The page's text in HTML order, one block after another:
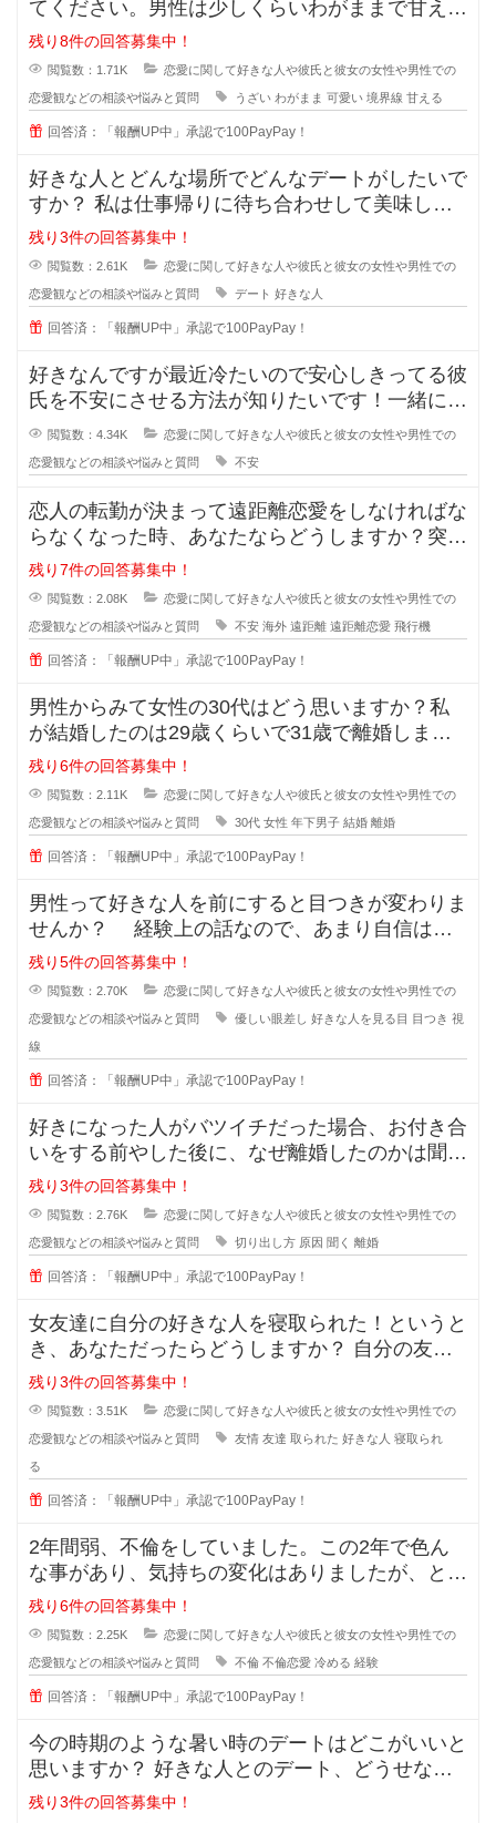
てください。男性は少しくらいわがままで甘えて
くれる女性が好きと言いますが、あ
残り8件の回答募集中！
閲覧数：1.71K 恋愛に関して好きな人や彼氏と彼女の女性や男性での
恋愛観などの相談や悩みと質問 うざい わがまま 可愛い 境界線 甘える
回答済：「報酬UP中」承認で100PayPay！
好きな人とどんな場所でどんなデートがしたいで
すか？ 私は仕事帰りに待ち合わせして美味しい
ものを一緒に食べながら時間を過ご
残り3件の回答募集中！
閲覧数：2.61K 恋愛に関して好きな人や彼氏と彼女の女性や男性での
恋愛観などの相談や悩みと質問 デート 好きな人
回答済：「報酬UP中」承認で100PayPay！
好きなんですが最近冷たいので安心しきってる彼
氏を不安にさせる方法が知りたいです！一緒にい
るのが当たり前になってしまってる
閲覧数：4.34K 恋愛に関して好きな人や彼氏と彼女の女性や男性での
恋愛観などの相談や悩みと質問 不安
恋人の転勤が決まって遠距離恋愛をしなければな
らなくなった時、あなたならどうしますか？突然
恋人の転勤が決まって遠距離に..
残り7件の回答募集中！
閲覧数：2.08K 恋愛に関して好きな人や彼氏と彼女の女性や男性での
恋愛観などの相談や悩みと質問 不安 海外 遠距離 遠距離恋愛 飛行機
回答済：「報酬UP中」承認で100PayPay！
男性からみて女性の30代はどう思いますか？私
が結婚したのは29歳くらいで31歳で離婚しまし
たが、30歳の誕生日の時に元旦
残り6件の回答募集中！
閲覧数：2.11K 恋愛に関して好きな人や彼氏と彼女の女性や男性での
恋愛観などの相談や悩みと質問 30代 女性 年下男子 結婚 離婚
回答済：「報酬UP中」承認で100PayPay！
男性って好きな人を前にすると目つきが変わりま
せんか？ 経験上の話なので、あまり自信はな
いのですが... なんというか、
残り5件の回答募集中！
閲覧数：2.70K 恋愛に関して好きな人や彼氏と彼女の女性や男性での
恋愛観などの相談や悩みと質問 優しい眼差し 好きな人を見る目 目つき 視
線
回答済：「報酬UP中」承認で100PayPay！
好きになった人がバツイチだった場合、お付き合
いをする前やした後に、なぜ離婚したのかは聞き
ますか？ 離婚した原因を聞
残り3件の回答募集中！
閲覧数：2.76K 恋愛に関して好きな人や彼氏と彼女の女性や男性での
恋愛観などの相談や悩みと質問 切り出し方 原因 聞く 離婚
回答済：「報酬UP中」承認で100PayPay！
女友達に自分の好きな人を寝取られた！というと
き、あなただったらどうしますか？ 自分の友達
に好きな人の話をするのは女
残り3件の回答募集中！
閲覧数：3.51K 恋愛に関して好きな人や彼氏と彼女の女性や男性での
恋愛観などの相談や悩みと質問 友情 友達 取られた 好きな人 寝取られ
る
回答済：「報酬UP中」承認で100PayPay！
2年間弱、不倫をしていました。この2年で色ん
な事があり、気持ちの変化はありましたが、とに
かく彼の事が大好きで一緒にいれる
残り6件の回答募集中！
閲覧数：2.25K 恋愛に関して好きな人や彼氏と彼女の女性や男性での
恋愛観などの相談や悩みと質問 不倫 不倫恋愛 冷める 経験
回答済：「報酬UP中」承認で100PayPay！
今の時期のような暑い時のデートはどこがいいと
思いますか？ 好きな人とのデート、どうせなら
街を散策したりデートスポッ
残り3件の回答募集中！